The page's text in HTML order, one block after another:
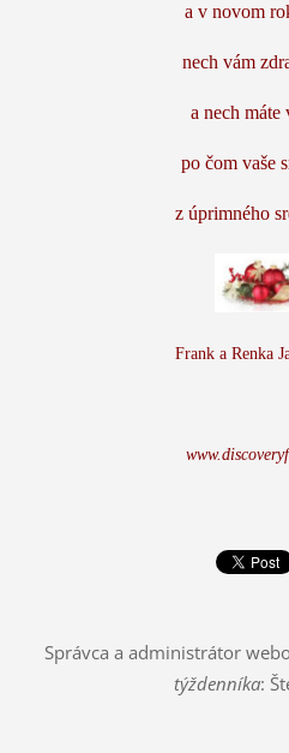
a v novom
nech vám
a nech máte
po čom vaše
z úprimného
Frank a Renka
Správca a administrátor
týždenníka: